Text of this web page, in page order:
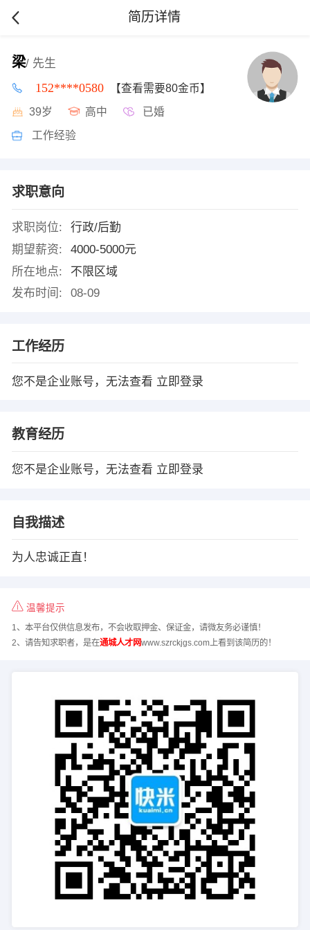
简历详情
梁/ 先生
152****0580 【查看需要80金币】
39岁 高中 已婚
工作经验
求职意向
求职岗位:
行政/后勤
期望薪资:
4000-5000元
所在地点:
不限区域
发布时间:
08-09
工作经历
您不是企业账号，无法查看 立即登录
教育经历
您不是企业账号，无法查看 立即登录
自我描述
为人忠诚正直！
温馨提示
1、本平台仅供信息发布，不会收取押金、保证金，请微友务必谨慎！
2、请告知求职者，是在通城人才网www.szrckjgs.com上看到该简历的！